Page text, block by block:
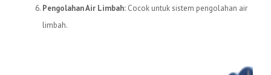
Pengolahan Air Limbah: Cocok untuk sistem pengolahan air
limbah.